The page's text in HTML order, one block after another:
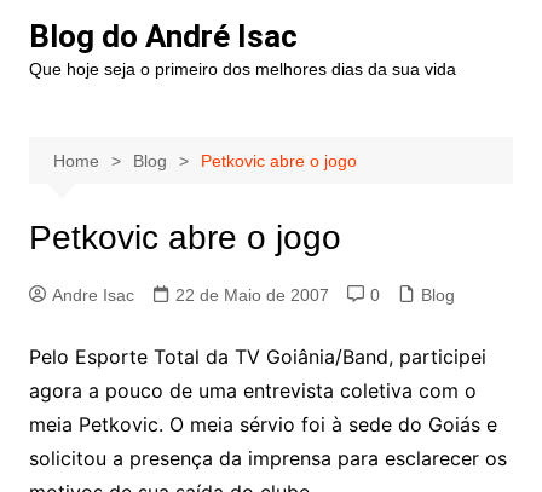
Blog do André Isac
Que hoje seja o primeiro dos melhores dias da sua vida
Home Blog Petkovic abre o jogo
Petkovic abre o jogo
Andre Isac 22 de Maio de 2007 0 Blog
Pelo Esporte Total da TV Goiânia/Band, participei
agora a pouco de uma entrevista coletiva com o
meia Petkovic. O meia sérvio foi à sede do Goiás e
solicitou a presença da imprensa para esclarecer os